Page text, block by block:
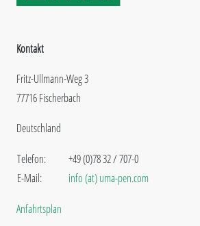
Kontakt
Fritz-Ullmann-Weg 3
77716 Fischerbach
Deutschland
Telefon:
E-Mail:
+49 (0)78 32 / 707-0
info (at) uma-pen.com
Anfahrtsplan